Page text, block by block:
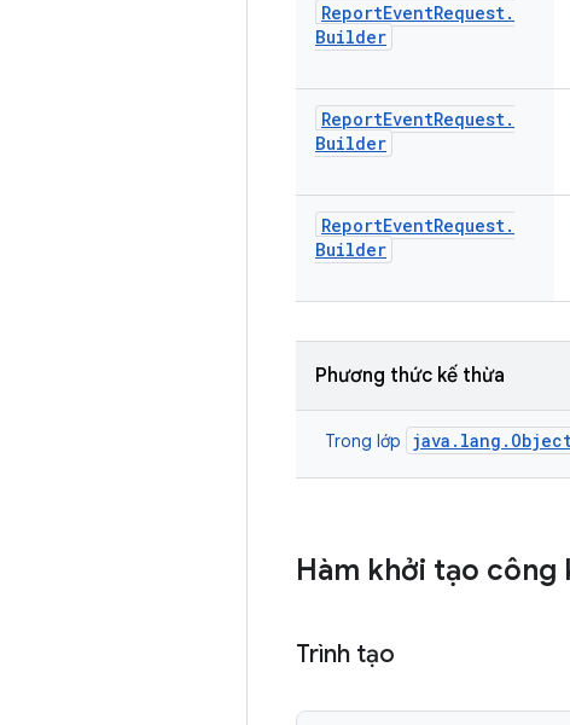
ReportEventRequest.
Builder
ReportEventRequest.
Builder
ReportEventRequest.
Builder
Phương thức kế thừa
Trong lớp
Hàm khởi tạo công
Trình tạo